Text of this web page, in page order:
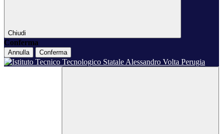
Chiudi
Conferma
Annulla Conferma